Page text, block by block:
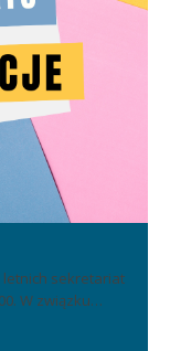
letnich sekretariat
W związku…